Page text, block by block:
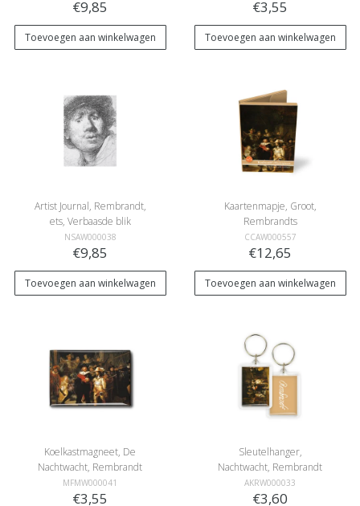
€9,85
Toevoegen aan winkelwagen
€3,55
Toevoegen aan winkelwagen
Artist Journal, Rembrandt,
ets, Verbaasde blik
NSAW000038
€9,85
Toevoegen aan winkelwagen
Kaartenmapje, Groot,
Rembrandts
Meesterwerken
CCAW000557
€12,65
Toevoegen aan winkelwagen
Koelkastmagneet, De
Nachtwacht, Rembrandt
MFMW000041
€3,55
Sleutelhanger,
Nachtwacht, Rembrandt
AKRW000033
€3,60